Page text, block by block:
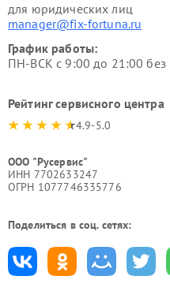
для юридических лиц
manager@fix-fortuna.ru
График работы:
ПН-ВСК с 9:00 до 21:00
Рейтинг сервисного центра
4.9-5.0
ООО "Русервис"
ИНН 7702633247
ОГРН 1077746335776
Поделиться в соц. сетях: